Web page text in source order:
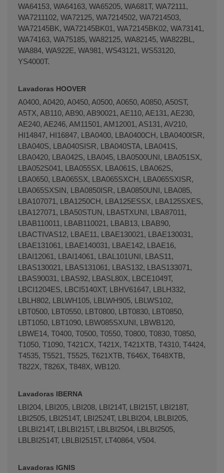
WA64153, WA64163, WA65205, WA681T, WA72111,
WA7211102, WA72125, WA7214502, WA7214503,
WA72145BK, WA72145BK01, WA72145BK02, WA73141,
WA74163, WA75185, WA82125, WA82145, WA822BL,
WA884, WA922E, WA981, WS43121, WS53120,
YS4000T.
Lavadoras HOOVER
A0400, A0420, A0450, A0500, A0650, A0850, A50ST,
A5TX, AB110, AB90, AB90021, AE110, AE131, AE230,
AE240, AE246, AM11501, AM12001, AS131, AV210,
HI14847, HI16847, LBA0400, LBA0400CH, LBA0400ISR,
LBA040S, LBA040SISR, LBA040STA, LBA041S,
LBA0420, LBA042S, LBA045, LBA0500UNI, LBA051SX,
LBA052S041, LBA055SX, LBA061S, LBA062S,
LBA0650, LBA065SX, LBA065SXCH, LBA065SXISR,
LBA065SXSIN, LBA0850ISR, LBA0850UNI, LBA085,
LBA107071, LBA1250CH, LBA125ESSX, LBA125SXES,
LBA127071, LBA50STUN, LBA5TXUNI, LBA87011,
LBAB110011, LBAB110021, LBAB13, LBAB90,
LBACTIVAS12, LBAE11, LBAE130021, LBAE130031,
LBAE131061, LBAE140031, LBAE142, LBAE16,
LBAI12061, LBAI14061, LBAL101UNI, LBAS11,
LBAS130021, LBAS131061, LBAS132, LBAS133071,
LBAS90031, LBAS92, LBASL80X, LBCE1049T,
LBCI1204ES, LBCI5140XT, LBHV61647, LBLH332,
LBLH802, LBLWH105, LBLWH905, LBLWS102,
LBT0500, LBT0550, LBT0800, LBT0830, LBT0850,
LBT1050, LBT1090, LBW085SXUNI, LBWB120,
LBWE14, T0400, T0500, T0550, T0800, T0830, T0850,
T1050, T1090, T421CX, T421X, T421XTB, T4310, T4424,
T4535, T5521, T5525, T621XTB, T646X, T648XTB,
T822X, T826X, T848X, WB120.
Lavadoras IBERNA
LBI204, LBI205, LBI208, LBI214T, LBI215T, LBI218T,
LBI2505, LBI2514T, LBI2524T, LBLBI204, LBLBI205,
LBLBI214T, LBLBI215T, LBLBI2504, LBLBI2505,
LBLBI2514T, LBLBI2515T, LT40864, V504.
Lavadoras IGNIS